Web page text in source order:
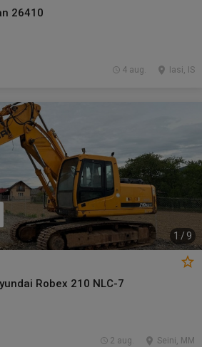
26410
Iasi, IS
4 aug.
1 /9
Robex 210 NLC-7
Seini, MM
2 aug.